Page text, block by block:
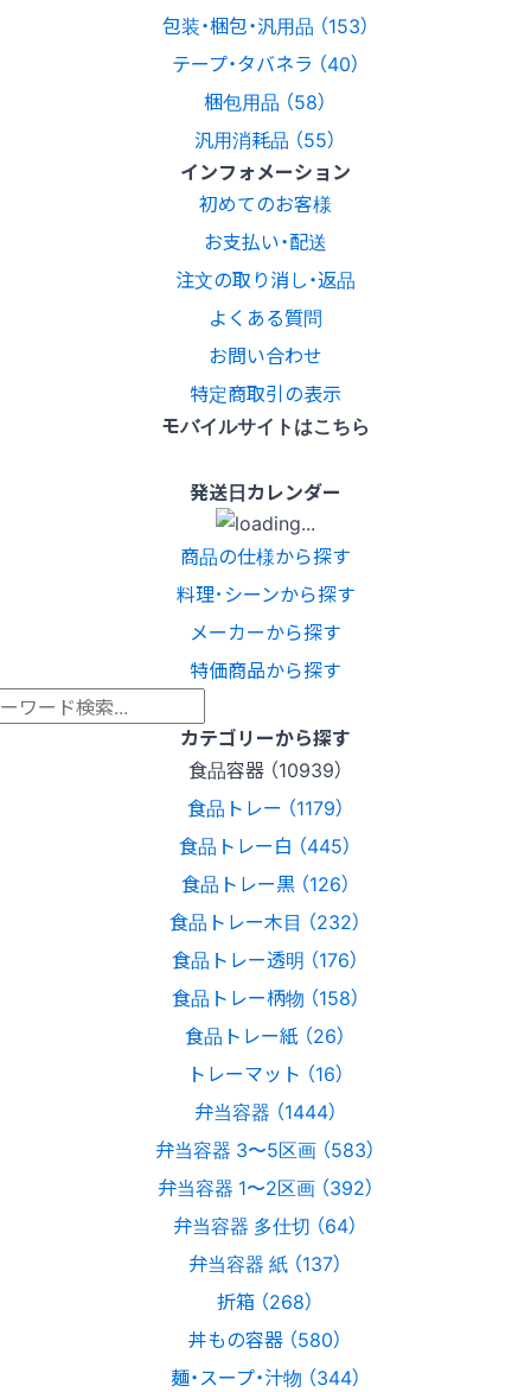
包装・梱包・汎用品 （153）
テープ・タバネラ （40）
梱包用品 （58）
汎用消耗品 （55）
インフォメーション
初めてのお客様
お支払い・配送
注文の取り消し・返品
よくある質問
お問い合わせ
特定商取引の表示
モバイルサイトはこちら
発送日カレンダー
商品の仕様から探す
料理･シーンから探す
メーカーから探す
特価商品から探す
カテゴリーから探す
食品容器 （10939）
食品トレー （1179）
食品トレー白 （445）
食品トレー黒 （126）
食品トレー木目 （232）
食品トレー透明 （176）
食品トレー柄物 （158）
食品トレー紙 （26）
トレーマット （16）
弁当容器 （1444）
弁当容器 3〜5区画 （583）
弁当容器 1〜2区画 （392）
弁当容器 多仕切 （64）
弁当容器 紙 （137）
折箱 （268）
丼もの容器 （580）
麺・スープ・汁物 （344）